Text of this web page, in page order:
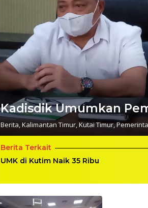
Kadisdik Umumkan
Berita,Kalimantan Timur,Kutai Timur,
Berita Terkait
UMK di Kutim Naik 35 Ribu